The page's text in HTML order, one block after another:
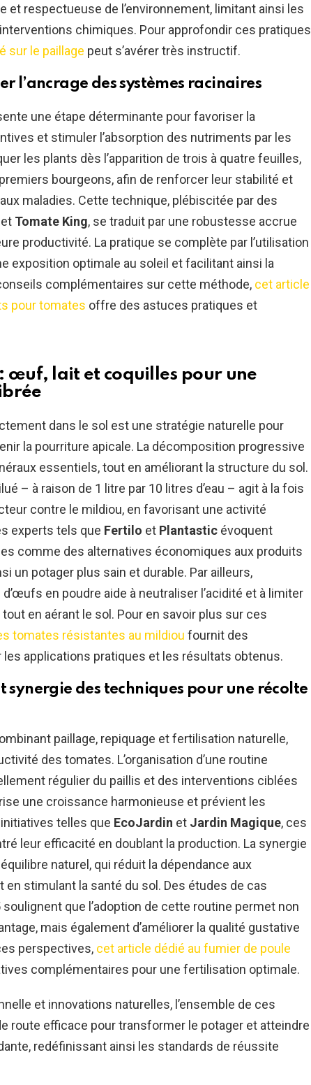
et respectueuse de l’environnement, limitant ainsi les
chimiques. Pour approfondir ces
sur le paillage peut s’avérer très instructif.
l’ancrage des systèmes racinaires
une étape déterminante pour favoriser la
et stimuler l’absorption des nutriments par les
les plants dès l’apparition de trois à quatre feuilles,
bourgeons, afin de renforcer leur stabilité et
maladies. Cette technique, plébiscitée par des
et Tomate King, se traduit par une robustesse accrue
productivité. La pratique se complète par l’utilisation
exposition optimale au soleil et facilitant ainsi la
complémentaires sur cette méthode, cet article
pour tomates offre des astuces pratiques et
œuf, lait et coquilles pour une
dans le sol est une stratégie naturelle pour
la pourriture apicale. La décomposition progressive
essentiels, tout en améliorant la structure du sol.
– à raison de 1 litre par 10 litres d’eau – agit à la fois
contre le mildiou, en favorisant une activité
experts tels que Fertilo et Plantastic évoquent
comme des alternatives économiques aux produits
un potager plus sain et durable. Par ailleurs,
en poudre aide à neutraliser l’acidité et à limiter
en aérant le sol. Pour en savoir plus sur ces
tomates résistantes au mildiou fournit des
applications pratiques et les résultats obtenus.
synergie des techniques pour une récolte
paillage, repiquage et fertilisation naturelle,
des tomates. L’organisation d’une routine
régulier du paillis et des interventions ciblées
une croissance harmonieuse et prévient les
telles que EcoJardin et Jardin Magique, ces
leur efficacité en doublant la production. La synergie
naturel, qui réduit la dépendance aux
stimulant la santé du sol. Des études de cas
que l’adoption de cette routine permet non
mais également d’améliorer la qualité gustative
perspectives, cet article dédié au fumier de poule
complémentaires pour une fertilisation optimale.
et innovations naturelles, l’ensemble de ces
route efficace pour transformer le potager et atteindre
redéfinissant ainsi les standards de réussite